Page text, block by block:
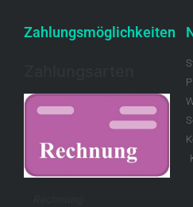
Zahlungsmöglichkeiten